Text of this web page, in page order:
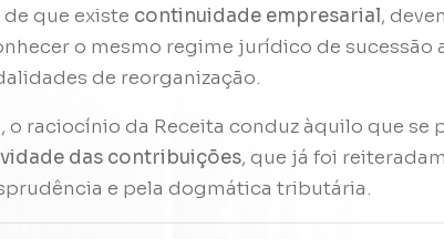
que existe continuidade empresarial,
o mesmo regime jurídico de sucessão
de reorganização.
o raciocínio da Receita conduz àquilo que se
das contribuições, que já foi
e pela dogmática tributária.